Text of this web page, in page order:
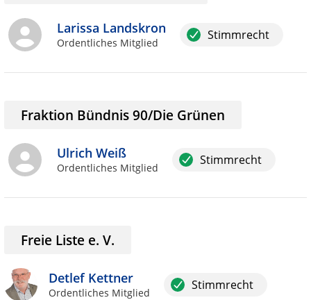
Larissa Landskron
Ordentliches Mitglied
Stimmrecht
Fraktion Bündnis 90/Die Grünen
Ulrich Weiß
Ordentliches Mitglied
Stimmrecht
Freie Liste e. V.
Detlef Kettner
Ordentliches Mitglied
Stimmrecht